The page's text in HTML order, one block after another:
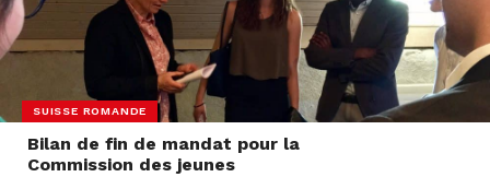
SUISSE ROMANDE
Bilan de fin de mandat pour la
Commission des jeunes